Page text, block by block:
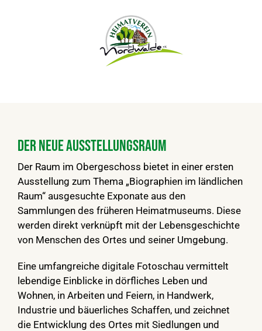
Der neue Ausstellungsraum
Der Raum im Obergeschoss bietet in einer ersten
Ausstellung zum Thema „Biographien im ländlichen
Raum“ ausgesuchte Exponate aus den
Sammlungen des früheren Heimatmuseums. Diese
werden direkt verknüpft mit der Lebensgeschichte
von Menschen des Ortes und seiner Umgebung.
Eine umfangreiche digitale Fotoschau vermittelt
lebendige Einblicke in dörfliches Leben und
Wohnen, in Arbeiten und Feiern, in Handwerk,
Industrie und bäuerliches Schaffen, und zeichnet
die Entwicklung des Ortes mit Siedlungen und